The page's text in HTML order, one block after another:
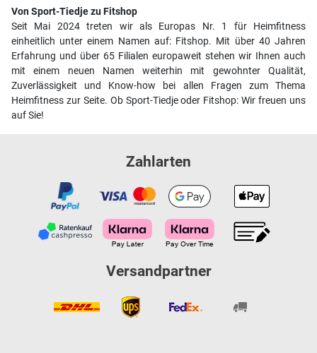
Von Sport-Tiedje zu Fitshop
Seit Mai 2024 treten wir als Europas Nr. 1 für Heimfitness
einheitlich unter einem Namen auf: Fitshop. Mit über 40 Jahren
Erfahrung und über 65 Filialen europaweit stehen wir Ihnen auch
mit einem neuen Namen weiterhin mit gewohnter Qualität,
Zuverlässigkeit und Know-how bei allen Fragen zum Thema
Heimfitness zur Seite. Ob Sport-Tiedje oder Fitshop: Wir freuen uns
auf Sie!
Zahlarten
Versandpartner